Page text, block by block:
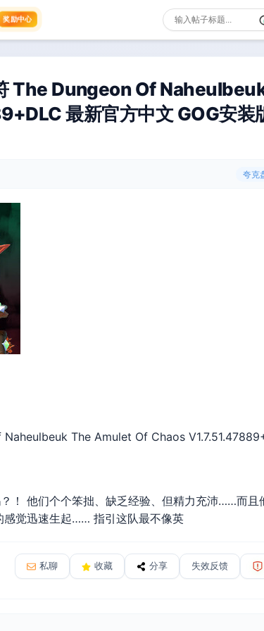
奖励中心
The Dungeon Of
最新官方中文 GOG安装
夸克
The Amulet Of Chaos
！ 他们个个笨拙、缺乏经验、但精力充沛……而且
感觉迅速生起…… 指引这队最不像英
私聊 收藏 分享 失效反馈